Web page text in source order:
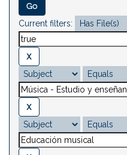
Current filters: